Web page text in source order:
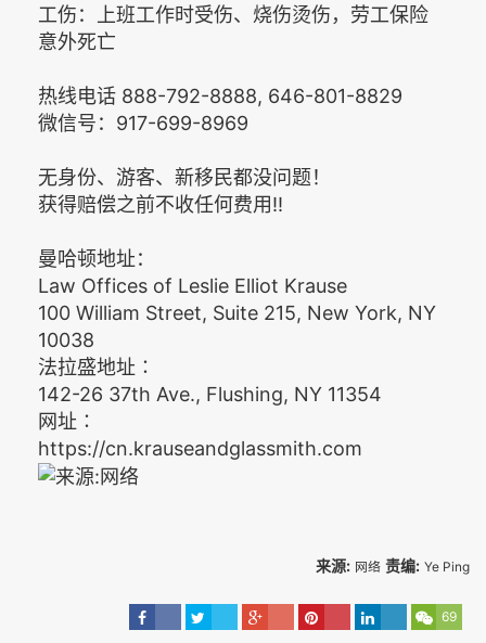
工伤：上班工作时受伤、烧伤烫伤，劳工保险
意外死亡
热线电话 888-792-8888, 646-801-8829
微信号：917-699-8969
无身份、游客、新移民都没问题！
获得赔偿之前不收任何费用!!
曼哈顿地址：
Law Offices of Leslie Elliot Krause
100 William Street, Suite 215, New York, NY
10038
法拉盛地址∶
142-26 37th Ave., Flushing, NY 11354
网址∶
https://cn.krauseandglassmith.com
来源: 网络 责编: Ye Ping
69